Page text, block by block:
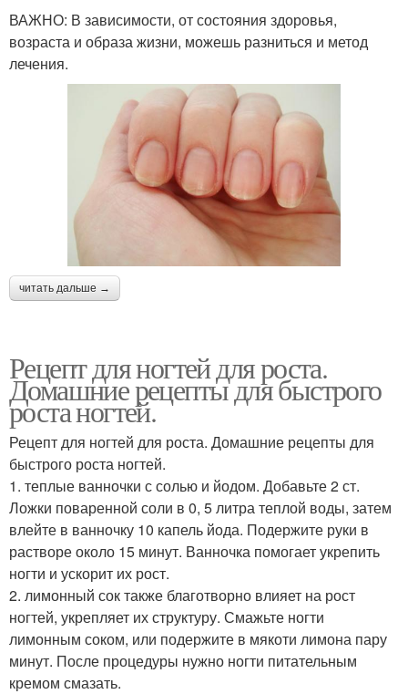
ВАЖНО: В зависимости, от состояния здоровья,
возраста и образа жизни, можешь разниться и метод
лечения.
читать дальше →
Рецепт для ногтей для роста.
Домашние рецепты для быстрого
роста ногтей.
Рецепт для ногтей для роста. Домашние рецепты для
быстрого роста ногтей.
1. теплые ванночки с солью и йодом. Добавьте 2 ст.
Ложки поваренной соли в 0, 5 литра теплой воды, затем
влейте в ванночку 10 капель йода. Подержите руки в
растворе около 15 минут. Ванночка помогает укрепить
ногти и ускорит их рост.
2. лимонный сок также благотворно влияет на рост
ногтей, укрепляет их структуру. Смажьте ногти
лимонным соком, или подержите в мякоти лимона пару
минут. После процедуры нужно ногти питательным
кремом смазать.